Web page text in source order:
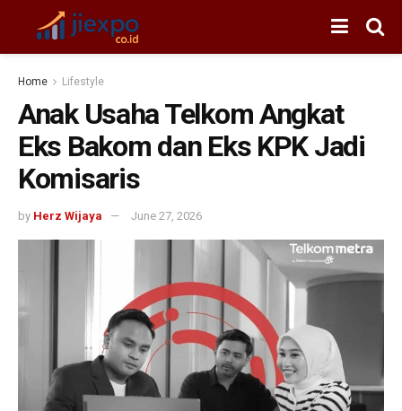
Home Lifestyle
Anak Usaha Telkom Angkat
Eks Bakom dan Eks KPK Jadi
Komisaris
by Herz Wijaya June 27, 2026